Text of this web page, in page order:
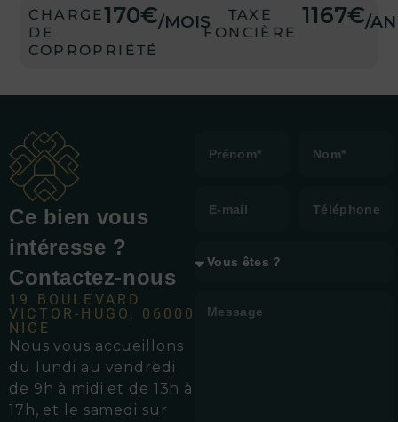
CHARGE
DE
COPROPRIÉTÉ
170€/MOIS
TAXE
FONCIÈRE
1167€/AN
Ce bien vous
intéresse ?
Contactez-nous
19 BOULEVARD
VICTOR-HUGO, 06000
NICE
Nous vous accueillons
d u lundi au vendredi
de 9h à midi et de 13h à
17h, et le samedi sur